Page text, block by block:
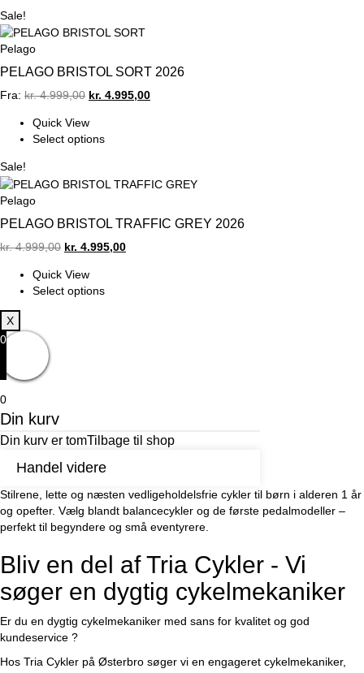
Sale!
Pelago
PELAGO BRISTOL SORT 2026
Fra: kr.4.999,00 Original
was:
kr. 4.999,00.
kr. 4.995,00Current
Quick View
Select options
Sale!
Pelago
PELAGO BRISTOL TRAFFIC GREY 2026
kr.4.999,00 Original
was:
kr. 4.999,00.
kr. 4.995,00Current
Quick View
Select options
X
0
0
Din kurv
Din kurv er tomTilbage til shop
Handel videre
Stilrene, lette og næsten vedligeholdelsfrie cykler til børn i alderen 1 år
og opefter. Vælg blandt balancecykler og de første pedalmodeller –
perfekt til begyndere og små eventyrere.
Bliv en del af Tria Cykler - Vi
søger en dygtig cykelmekaniker
Er du en dygtig cykelmekaniker med sans for kvalitet og god
kundeservice ?
Hos Tria Cykler på Østerbro søger vi en engageret cykelmekaniker,